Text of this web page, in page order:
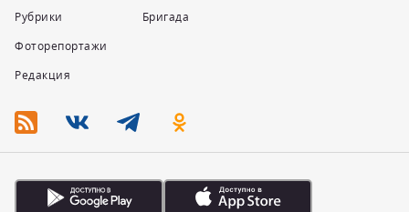
Рубрики
Фоторепортажи
Редакция
Бригада